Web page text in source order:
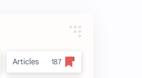
Articles